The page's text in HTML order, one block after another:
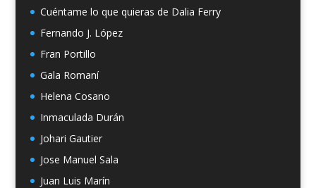
Cuéntame lo que quieras de Dalia Ferry
Fernando J. López
Fran Portillo
Gala Romaní
Helena Cosano
Inmaculada Durán
Johari Gautier
Jose Manuel Sala
Juan Luis Marín